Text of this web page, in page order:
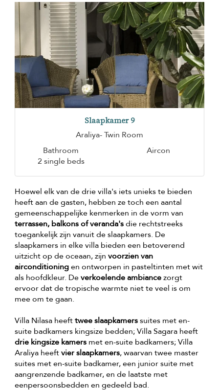
Slaapkamer 9
Araliya- Twin Room
Bathroom
Aircon
2 single beds
Hoewel elk van de drie villa's iets unieks te bieden
heeft aan de gasten, hebben ze toch een aantal
gemeenschappelijke kenmerken in de vorm van
terrassen, balkons of veranda'sdie rechtstreeks
toegankelijk zijn vanuit de slaapkamers. De
slaapkamers in elke villa bieden een betoverend
uitzicht op de oceaan, zijn voorzien van
airconditioningen ontworpen in pasteltinten met wit
als hoofdkleur. Deverkoelende ambiancezorgt
ervoor dat de tropische warmte niet te veel is om
mee om te gaan.
Villa Nilasa heefttwee slaapkamerssuites met en-
suite badkamers kingsize bedden; Villa Sagara heeft
drie kingsize kamers met en-suite badkamers; Villa
Araliya heeftvier slaapkamers, waarvan twee master
suites met en-suite badkamer, een junior suite met
aangrenzende badkamer, en de laatste met
eenpersoonsbedden en gedeeld bad.